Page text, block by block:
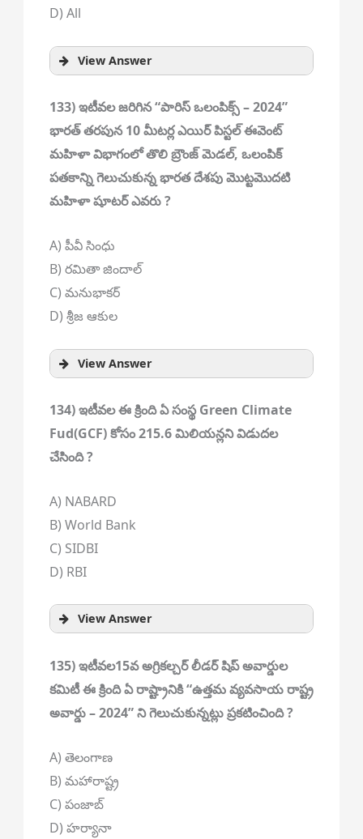
D) All
View Answer
133) ఇటీవల జరిగిన “పారిస్ ఒలంపిక్స్ – 2024”
భారత్ తరపున 10 మీటర్ల ఎయిర్ పిస్టల్ ఈవెంట్
మహిళా విభాగంలో తొలి బ్రౌంజ్ మెడల్, ఒలంపిక్
పతకాన్ని గెలుచుకున్న భారత దేశపు మొట్టమొదటి
మహిళా షూటర్ ఎవరు ?
A) పీవీ సింధు
B) రమితా జిందాల్
C) మనుభాకర్
D) శ్రీజ ఆకుల
View Answer
134) ఇటీవల ఈ క్రింది ఏ సంస్థ Green Climate
Fud(GCF) కోసం 215.6 మిలియన్లని విడుదల
చేసింది ?
A) NABARD
B) World Bank
C) SIDBI
D) RBI
View Answer
135) ఇటీవల15వ అగ్రికల్చర్ లీడర్ షిప్ అవార్డుల
కమిటీ ఈ క్రింది ఏ రాష్ట్రానికి “ఉత్తమ వ్యవసాయ రాష్ట్ర
అవార్డు – 2024” ని గెలుచుకున్నట్లు ప్రకటించింది ?
A) తెలంగాణ
B) మహారాష్ట్ర
C) పంజాబ్
D) హర్యానా